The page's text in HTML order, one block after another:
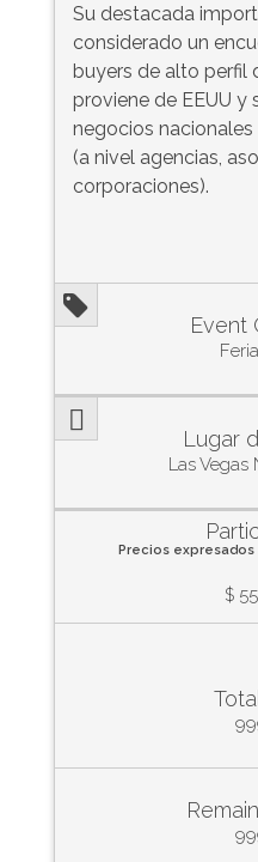
Su destacada
considerado un
buyers de alto perfil
proviene de EEUU
negocios
(a nivel agencias,
corporaciones).
Event
Lugar
Las Vegas
Precios expresados
$